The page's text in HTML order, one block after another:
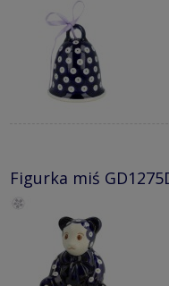
Figurka miś